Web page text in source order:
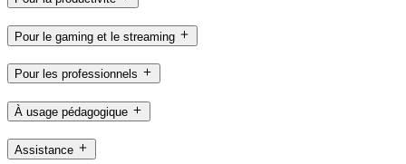
Pour le gaming et le streaming
Pour les professionnels
À usage pédagogique
Assistance